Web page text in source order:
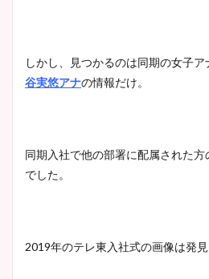
しかし、見つかるのは同期の女子ア
谷実悠アナの情報だけ。
同期入社で他の部署に配属された
でした。
2019年のテレ東入社式の画像は発